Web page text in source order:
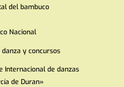
del bambuco
Nacional
y concursos
Internacional de danzas
de Duran»